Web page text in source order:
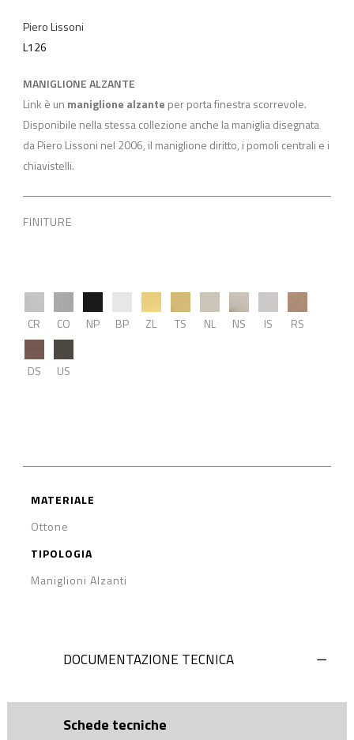
Piero Lissoni
L126
MANIGLIONE ALZANTE
Link è un maniglione alzante per porta finestra scorrevole.
Disponibile nella stessa collezione anche la maniglia disegnata
da Piero Lissoni nel 2006, il maniglione diritto, i pomoli centrali e i
chiavistelli.
FINITURE
CR CO NP BP ZL TS NL NS IS RS
DS US
MATERIALE
Ottone
TIPOLOGIA
Maniglioni Alzanti
DOCUMENTAZIONE TECNICA
Schede tecniche